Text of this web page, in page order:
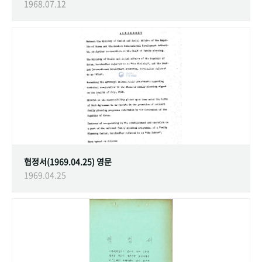
1968.07.12
협정서(1969.04.25) 영문
1969.04.25